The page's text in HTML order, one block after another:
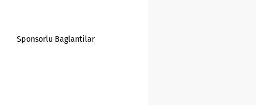
Sponsorlu Baglantilar